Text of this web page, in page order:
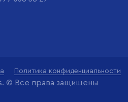
Политика конфиденциальности
© Все права защищены